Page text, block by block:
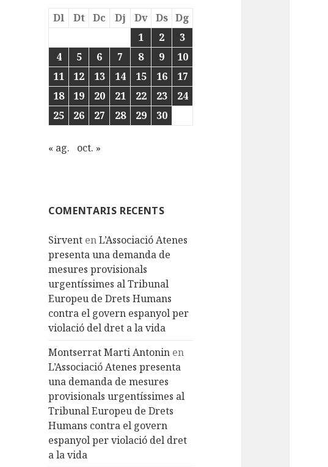
Dl Dt Dc Dj Dv Ds Dg
1
2
3
4
5 6 7 8 9
10
11
12 13 14 15 16
17
18
19 20 21 22 23
24
25
26 27 28 29 30
« ag. oct. »
COMENTARIS RECENTS
Sirvent enL’Associació Atenes
presenta una demanda de
mesures provisionals
urgentíssimes al Tribunal
Europeu de Drets Humans
contra el govern espanyol per
violació del dret a la vida
Montserrat Marti Antonin en
L’Associació Atenes presenta
una demanda de mesures
provisionals urgentíssimes al
Tribunal Europeu de Drets
Humans contra el govern
espanyol per violació del dret
a la vida